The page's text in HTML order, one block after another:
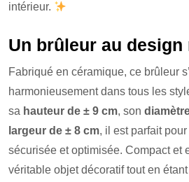
intérieur.
Un brûleur au design
Fabriqué en céramique, ce brûleur
harmonieusement dans tous les
sa hauteur de ± 9 cm, son
largeur de ± 8 cm, il est parfait
sécurisée et optimisée. Compact et
véritable objet décoratif tout en